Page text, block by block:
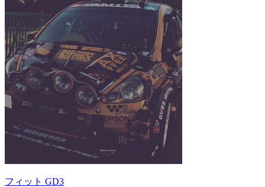
フィット GD3